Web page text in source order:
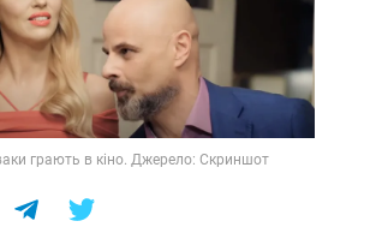
грають в кіно. Джерело: Скриншот